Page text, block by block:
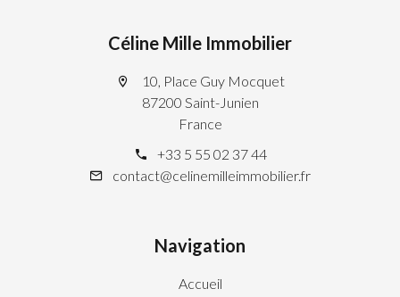
Céline Mille Immobilier
10, Place Guy Mocquet
87200 Saint-Junien
France
+33 5 55 02 37 44
contact@celinemilleimmobilier.fr
Navigation
Accueil